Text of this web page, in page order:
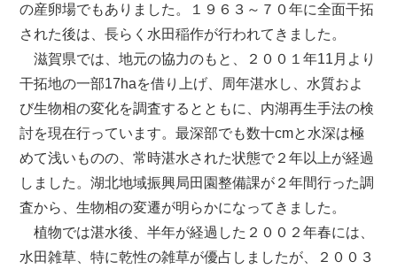
の産卵場でもありました。１９６３～７０年に全面干拓
された後は、長らく水田稲作が行われてきました。
滋賀県では、地元の協力のもと、２００１年11月より
干拓地の一部17haを借り上げ、周年湛水し、水質およ
び生物相の変化を調査するとともに、内湖再生手法の検
討を現在行っています。最深部でも数十cmと水深は極
めて浅いものの、常時湛水された状態で２年以上が経過
しました。湖北地域振興局田園整備課が２年間行った調
査から、生物相の変遷が明らかになってきました。
植物では湛水後、半年が経過した２００２年春には、
水田雑草、特に乾性の雑草が優占しましたが、２００３